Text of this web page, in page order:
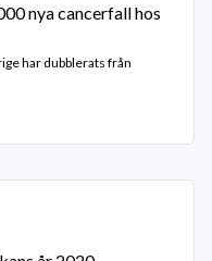
nya cancerfall hos
har dubblerats från